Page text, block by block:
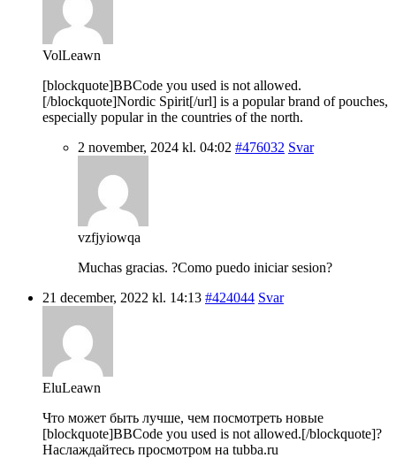
VolLeawn
[blockquote]BBCode you used is not allowed.
[/blockquote]Nordic Spirit[/url] is a popular brand of pouches,
especially popular in the countries of the north.
2 november, 2024 kl. 04:02 #476032 Svar
vzfjyiowqa
Muchas gracias. ?Como puedo iniciar sesion?
21 december, 2022 kl. 14:13 #424044 Svar
EluLeawn
Что может быть лучше, чем посмотреть новые
[blockquote]BBCode you used is not allowed.[/blockquote]?
Наслаждайтесь просмотром на tubba.ru